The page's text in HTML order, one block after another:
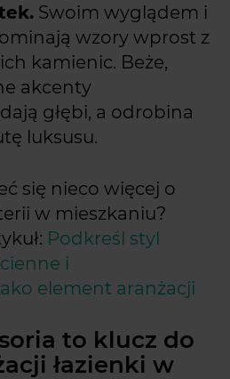
Swoim wyglądem i
wzory wprost z
kamienic. Beże,
akcenty
głębi, a odrobina
luksusu.
się nieco więcej o
w mieszkaniu?
Podkreśl styl
i
element aranżacji
to klucz do
łazienki w